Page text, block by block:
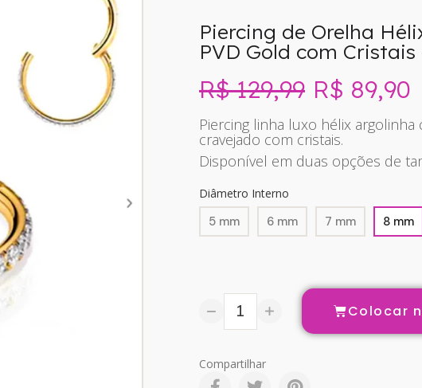
Piercing de Orelha
PVD Gold com Cristais
R$ 129,99 R$ 89,90
Piercing linha luxo hélix argolinha
cravejado com cristais.
Disponível em duas opções de
Diâmetro Interno
5 mm 6 mm 7 mm 8 mm
Colocar
Compartilhar